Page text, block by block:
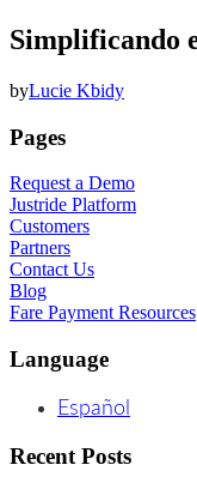
Simplificando
byLucie Kbidy
Pages
Request a Demo
Justride Platform
Customers
Partners
Contact Us
Blog
Fare Payment Resources
Language
Español
Recent Posts